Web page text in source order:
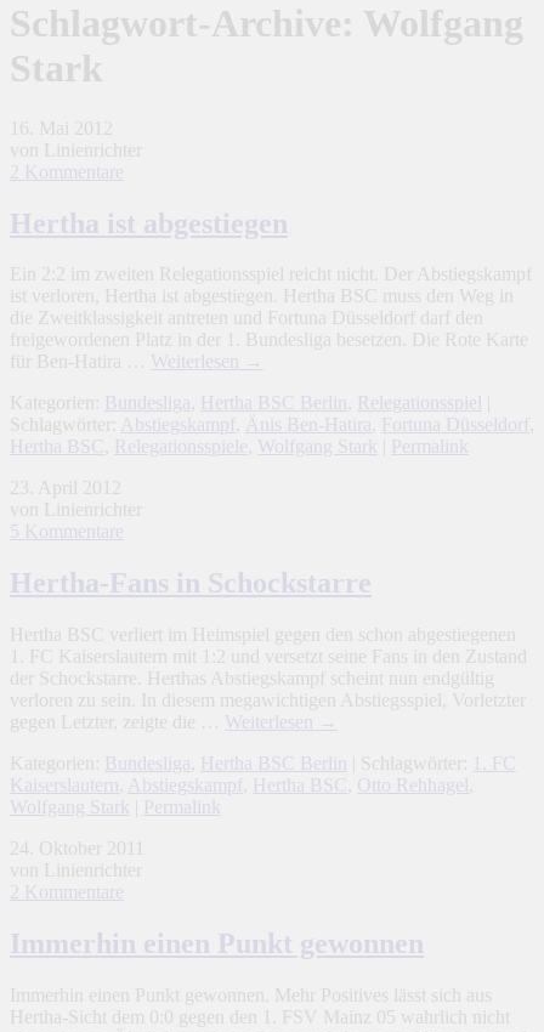
Schlagwort-Archive: Wolfgang
Stark
16. Mai 2012
von Linienrichter
2 Kommentare
Hertha ist abgestiegen
Ein 2:2 im zweiten Relegationsspiel reicht nicht. Der Abstiegskampf
ist verloren, Hertha ist abgestiegen. Hertha BSC muss den Weg in
die Zweitklassigkeit antreten und Fortuna Düsseldorf darf den
freigewordenen Platz in der 1. Bundesliga besetzen. Die Rote Karte
für Ben-Hatira … Weiterlesen →
Kategorien:
Bundesliga, Hertha BSC Berlin, Relegationsspiel
Schlagwörter:
Abstiegskampf , Änis Ben-Hatira, Fortuna Düsseldorf
,
Hertha BSC
, Relegationsspiele, Wolfgang Stark
Permalink
23. April 2012
von Linienrichter
5 Kommentare
Hertha-Fans in Schockstarre
Hertha BSC verliert im Heimspiel gegen den schon abgestiegenen
1. FC Kaiserslautern mit 1:2 und versetzt seine Fans in den Zustand
der Schockstarre. Herthas Abstiegskampf scheint nun endgültig
verloren zu sein. In diesem megawichtigen Abstiegsspiel, Vorletzter
gegen Letzter, zeigte die … Weiterlesen
→
Kategorien:
Bundesliga Hertha BSC Berlin | Schlagwörter:
1. FC
Kaiserslautern
Abstiegskampf Hertha BSC Otto Rehhagel
Wolfgang Stark
Permalink
24. Oktober 2011
von Linienrichter
2 Kommentare
Immerhin einen Punkt gewonnen
Immerhin einen Punkt gewonnen. Mehr Positives lässt sich aus
Hertha-Sicht dem 0:0 gegen den 1. FSV Mainz 05 wahrlich nicht